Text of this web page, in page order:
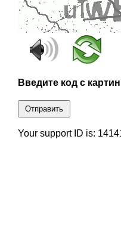
Введите код с
Отправить
Your support ID is: